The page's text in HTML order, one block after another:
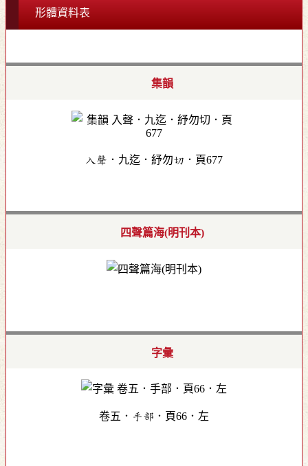
形體資料表
集韻
入聲．九迄．紓勿切．頁677
四聲篇海(明刊本)
字彙
卷五．手部．頁66．左